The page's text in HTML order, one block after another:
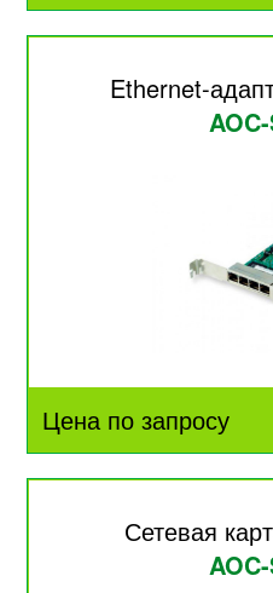
Ethernet-
Цена по запросу
Сетевая